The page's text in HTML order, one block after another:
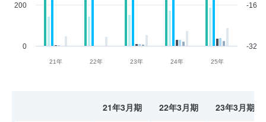
21年 22年 23年 24年 25年
0
200
-32
-16
21年3月期 22年3月期 23年3月期